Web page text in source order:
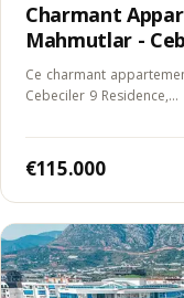
Charmant
Mahmutlar -
Ce charmant
Cebeciler 9 Residence,…
€115.000